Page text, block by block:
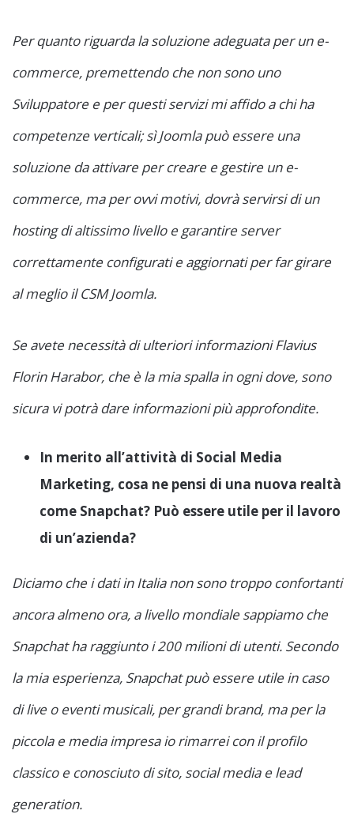
Per quanto riguarda la soluzione adeguata per un e-
commerce, premettendo che non sono uno
Sviluppatore e per questi servizi mi affido a chi ha
competenze verticali; sì Joomla può essere una
soluzione da attivare per creare e gestire un e-
commerce, ma per ovvi motivi, dovrà servirsi di un
hosting di altissimo livello e garantire server
correttamente configurati e aggiornati per far girare
al meglio il CSM Joomla.
Se avete necessità di ulteriori informazioni Flavius
Florin Harabor, che è la mia spalla in ogni dove, sono
sicura vi potrà dare informazioni più approfondite.
In merito all’attività di Social Media
Marketing, cosa ne pensi di una nuova realtà
come Snapchat? Può essere utile per il lavoro
di un’azienda?
Diciamo che i dati in Italia non sono troppo confortanti
ancora almeno ora, a livello mondiale sappiamo che
Snapchat ha raggiunto i 200 milioni di utenti. Secondo
la mia esperienza, Snapchat può essere utile in caso
di live o eventi musicali, per grandi brand, ma per la
piccola e media impresa io rimarrei con il profilo
classico e conosciuto di sito, social media e lead
generation.